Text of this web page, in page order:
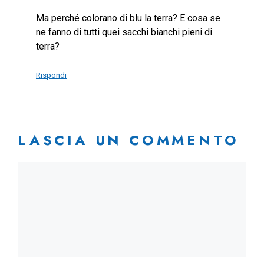
Ma perché colorano di blu la terra? E cosa se
ne fanno di tutti quei sacchi bianchi pieni di
terra?
Rispondi
LASCIA UN COMMENTO